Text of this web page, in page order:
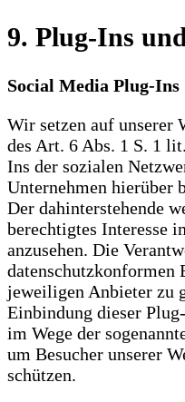
9. Plug-Ins
Social Media Plug-Ins
Wir setzen auf unserer
des Art. 6 Abs. 1 S. 1
Ins der sozialen
Unternehmen hierüber
Der dahinterstehende
berechtigtes Interesse
anzusehen. Die
datenschutzkonformen
jeweiligen Anbieter zu
Einbindung dieser
im Wege der
um Besucher unserer
schützen.